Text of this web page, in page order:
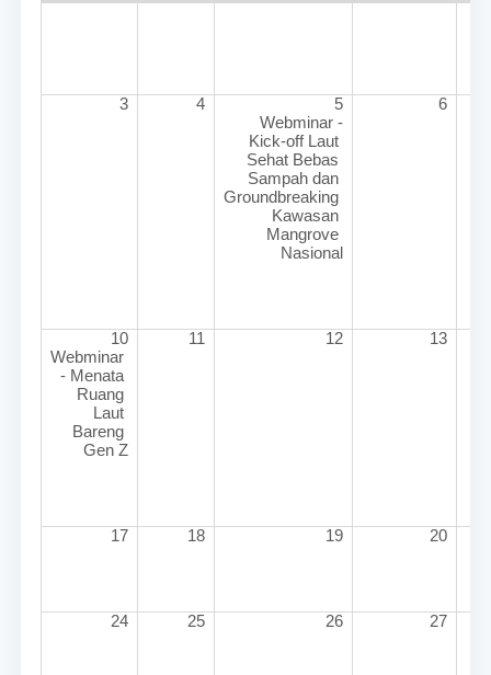
3 4
5
Webminar -
Kick-off Laut
Sehat Bebas
Sampah dan
Groundbreaking
Kawasan
Mangrove
Nasional
6
10
Webminar
- Menata
Ruang
Laut
Bareng
Gen Z
11 12 13
17 18 19 20
24 25 26 27